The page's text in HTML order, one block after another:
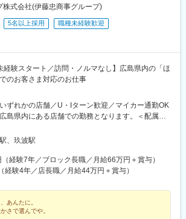
株式会社(伊藤忠商事グループ)
5名以上採用
職種未経験歓迎
経験スタート／訪問・ノルマなし】広島県内の「ほ
のお客さま対応のお仕事
いずれかの店舗／U・Iターン歓迎／マイカー通勤OK
島県内にある店舗での勤務となります。＜配属店
ブ五日市店／広島県広島市佐伯区五日市5-5-17 サ
1F■ゆめタウン大竹店／広島県大竹市晴海1-6-1 ゆ
の店舗のため、勤務前後にそのまま買い物や食事
＜47都道府県に700店舗以上！＞国内最大級の店
にともなう増員募集。これからも仲間を迎え入れ
店舗を増やしていきたいと考えています。ご結婚
など、ライフステージの変化に合わせて全国転勤
、玖波駅
経験7年／ブロック長職／月給66万円＋賞与）
経験4年／店長職／月給44万円＋賞与）
あんたに。
さで選んでや。